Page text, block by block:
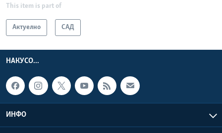
This item is part of
Актуелно САД
НАКУСО...
ИНФО